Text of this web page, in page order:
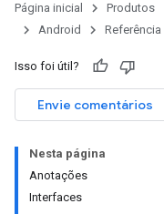
Página inicial Produtos
Android
Referência
Isso foi útil?
Envie comentários
Nesta página
Anotações
Interfaces